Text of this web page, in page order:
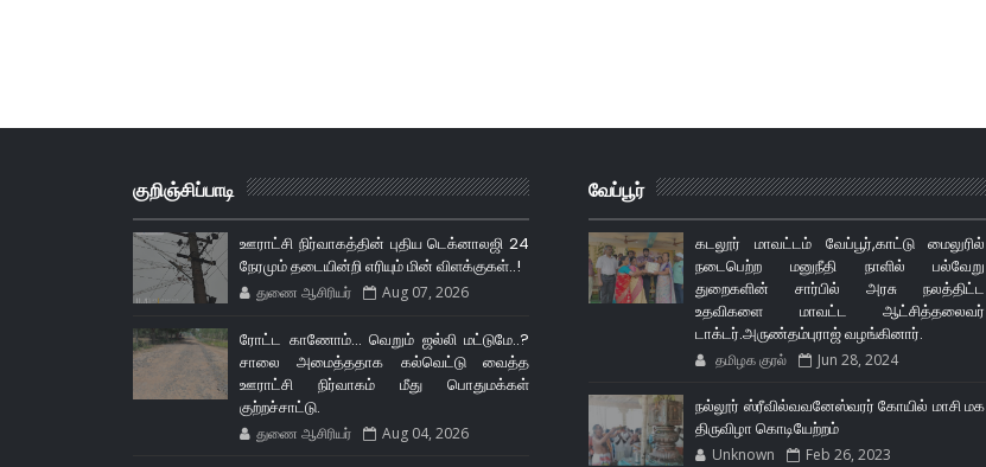
குறிஞ்சிப்பாடி
ஊராட்சி நிர்வாகத்தின் புதிய டெக்னாலஜி 24
நேரமும் தடையின்றி எரியும் மின் விளக்குகள்..!
துணை ஆசிரியர் Aug 07, 2026
ரோட்ட காணோம்... வெறும் ஜல்லி மட்டுமே..?
சாலை அமைத்ததாக கல்வெட்டு வைத்த
ஊராட்சி நிர்வாகம் மீது பொதுமக்கள்
குற்றச்சாட்டு.
துணை ஆசிரியர் Aug 04, 2026
வேப்பூர்
கடலூர் மாவட்டம் வேப்பூர்,காட்டு மைலுரில்
நடைபெற்ற மனுநீதி நாளில் பல்வேறு
துறைகளின் சார்பில் அரசு நலத்திட்ட
உதவிகளை மாவட்ட ஆட்சித்தலைவர்
டாக்டர்.அருண்தம்புராஜ் வழங்கினார்.
தமிழக குரல் Jun 28, 2024
நல்லூர் ஸ்ரீவில்வவனேஸ்வரர் கோயில் மாசி மக
திருவிழா கொடியேற்றம்
Unknown Feb 26, 2023